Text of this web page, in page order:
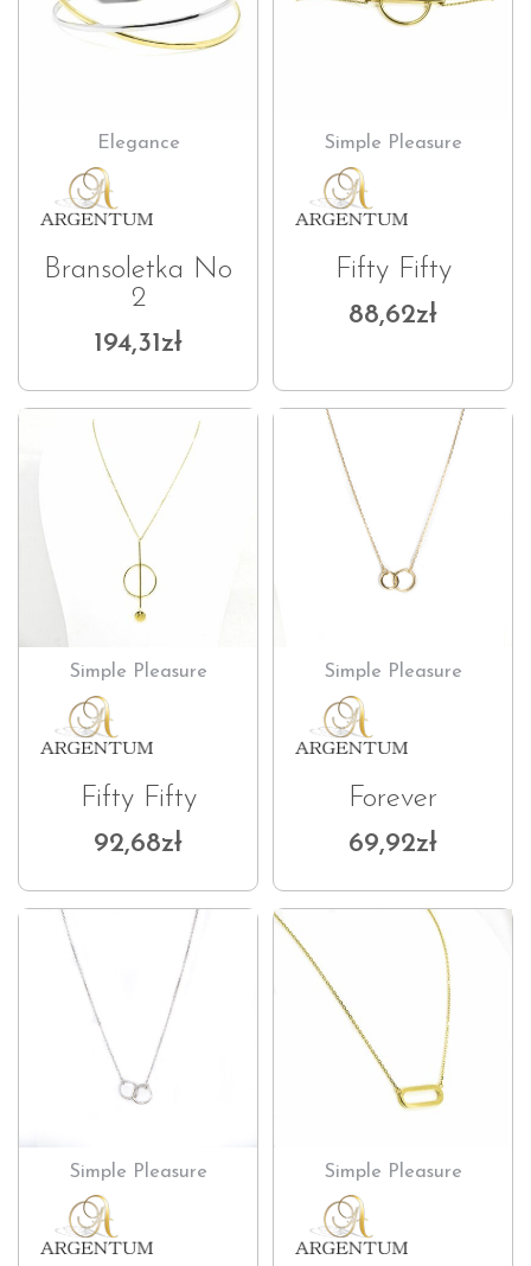
Elegance
Bransoletka No
2
194,31zł
Simple Pleasure
Fifty Fifty
88,62zł
Simple Pleasure
Fifty Fifty
92,68zł
Simple Pleasure
Forever
69,92zł
Simple Pleasure Simple Pleasure